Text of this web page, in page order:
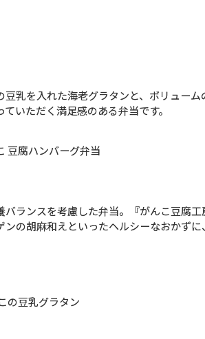
豆乳を入れた海老グラタンと、ボリュー
いただく満足感のある弁当です。
豆腐ハンバーグ弁当
バランスを考慮した弁当。『がんこ豆腐
ンの胡麻和えといったヘルシーなおかず
の豆乳グラタン